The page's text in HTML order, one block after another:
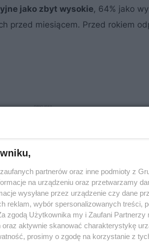
jako zbyt wysokie, 64% jako
przed miesiącem. Przed rokiem
partnerów oraz inne podmioty z
na urządzeniu oraz przetwarzamy
wysyłane przez urządzenie czy dane
reklam, wybór spersonalizowanych treści,
zgodą Użytkownika my i Zaufani
aktywnie skanować charakterystykę
prosimy o zgodę na korzystanie z